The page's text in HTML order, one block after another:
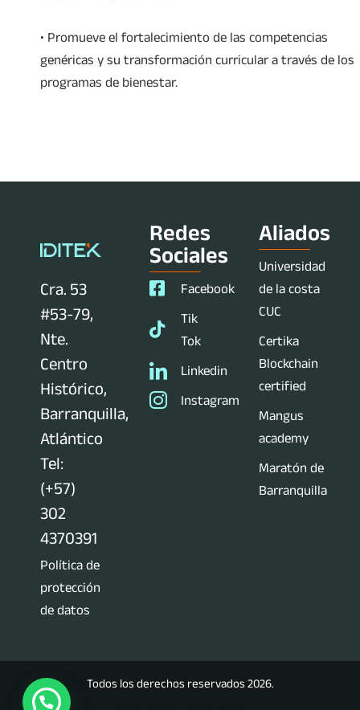
• Promueve el fortalecimiento de las competencias
genéricas y su transformación curricular a través de los
programas de bienestar.
Cra. 53
#53-79,
Nte.
Centro
Histórico,
Barranquilla,
Atlántico
Tel:
(+57)
302
4370391
Política de
protección
de datos
Redes
Sociales
Facebook
Tik
Tok
Linkedin
Instagram
Aliados
Universidad
de la costa
CUC
Certika
Blockchain
certified
Mangus
academy
Maratón de
Barranquilla
Todos los derechos reservados 2026.